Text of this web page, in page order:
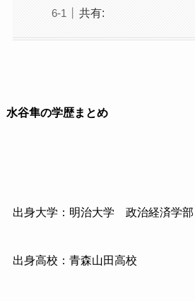
共有:
水谷隼の学歴まとめ
出身大学：明治大学 政治経済学部
出身高校：青森山田高校